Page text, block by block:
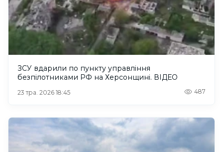
ЗСУ вдарили по пункту управління
безпілотниками РФ на Херсонщині. ВІДЕО
23 тра. 2026 18:45 487